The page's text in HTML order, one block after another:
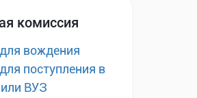
комиссия
вождения
поступления в
ВУЗ